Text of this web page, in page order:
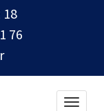
18
76
Toggle